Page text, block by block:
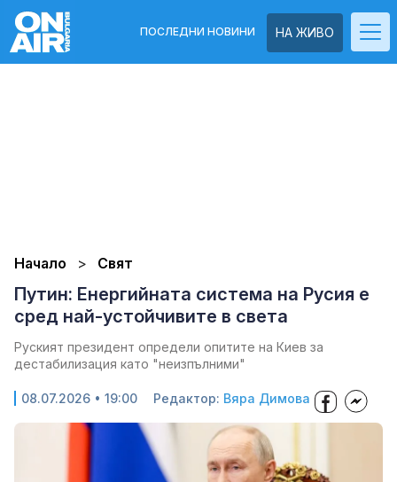
НА ЖИВО
ПОСЛЕДНИ НОВИНИ
Начало Свят
Путин: Енергийната система на Русия е
сред най-устойчивите в света
Руският президент определи опитите на Киев за
дестабилизация като "неизпълними"
08.07.2026 • 19:00 Редактор: Вяра Димова